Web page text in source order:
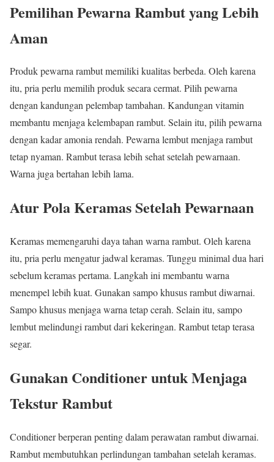
Pemilihan Pewarna Rambut yang Lebih
Aman
Produk pewarna rambut memiliki kualitas berbeda. Oleh karena
itu, pria perlu memilih produk secara cermat. Pilih pewarna
dengan kandungan pelembap tambahan. Kandungan vitamin
membantu menjaga kelembapan rambut. Selain itu, pilih pewarna
dengan kadar amonia rendah. Pewarna lembut menjaga rambut
tetap nyaman. Rambut terasa lebih sehat setelah pewarnaan.
Warna juga bertahan lebih lama.
Atur Pola Keramas Setelah Pewarnaan
Keramas memengaruhi daya tahan warna rambut. Oleh karena
itu, pria perlu mengatur jadwal keramas. Tunggu minimal dua hari
sebelum keramas pertama. Langkah ini membantu warna
menempel lebih kuat. Gunakan sampo khusus rambut diwarnai.
Sampo khusus menjaga warna tetap cerah. Selain itu, sampo
lembut melindungi rambut dari kekeringan. Rambut tetap terasa
segar.
Gunakan Conditioner untuk Menjaga
Tekstur Rambut
Conditioner berperan penting dalam perawatan rambut diwarnai.
Rambut membutuhkan perlindungan tambahan setelah keramas.